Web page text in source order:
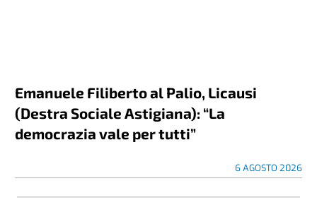
Emanuele Filiberto al Palio, Licausi
(Destra Sociale Astigiana): “La
democrazia vale per tutti”
6 AGOSTO 2026